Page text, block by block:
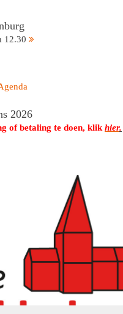
12.30
2026
of betaling te doen, klik hier.